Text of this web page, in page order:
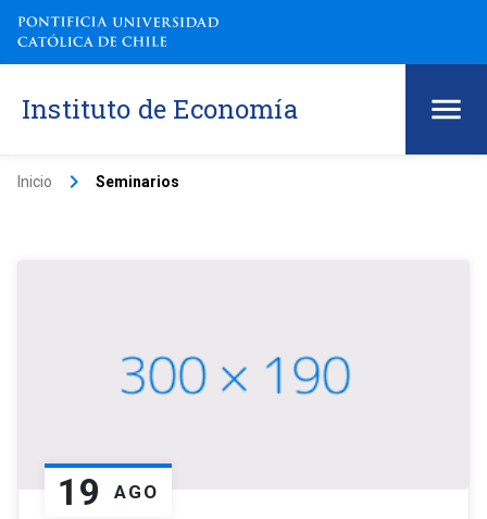
Instituto de Economía
Inicio keyboard_arrow_right Seminarios
19 AGO